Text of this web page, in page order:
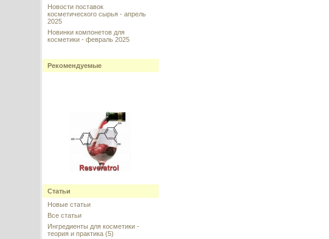
Новости поставок
косметического сырья - апрель
2025
Новинки компонетов для
косметики - февраль 2025
Рекомендуемые
Ресвератрол в липосомах
---------
Статьи
Новые статьи
Все статьи
Ингредиенты для косметики -
теория и практика(5)